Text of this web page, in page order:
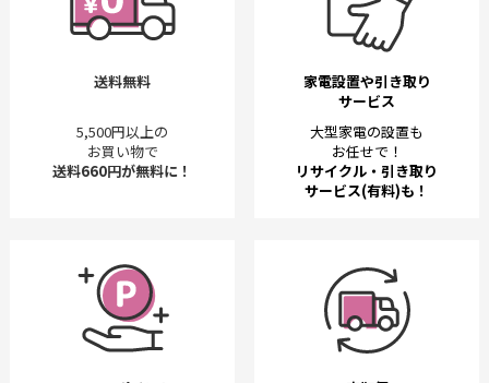
送料無料
5,500円以上の
お買い物で
送料660円が無料に！
家電設置や引き取り
サービス
大型家電の設置も
お任せで！
リサイクル・引き取り
サービス(有料)も！